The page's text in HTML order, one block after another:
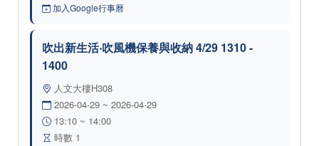
加入Google行事曆
吹出新生活‧吹風機保養與收納 4/29 1310 -
1400
人文大樓H308
2026-04-29 ~ 2026-04-29
13:10 ~ 14:00
時數 1